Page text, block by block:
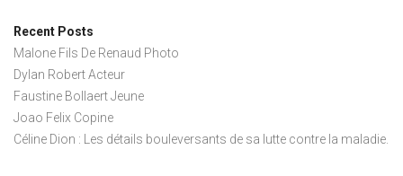
Recent Posts
Malone Fils De Renaud Photo
Dylan Robert Acteur
Faustine Bollaert Jeune
Joao Felix Copine
Céline Dion : Les détails bouleversants de sa lutte contre la maladie.